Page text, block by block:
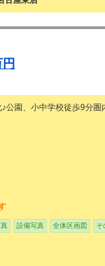
園、小中学校徒歩9分圏
設備写真 全体区画図 そ